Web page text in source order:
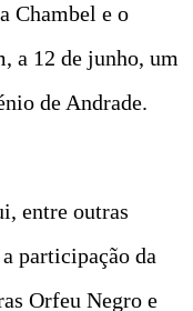
Chambel e o
a 12 de junho, um
de Andrade.
entre outras
participação da
Orfeu Negro e